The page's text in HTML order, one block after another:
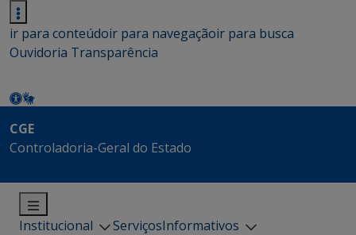
ir para conteúdoir para navegaçãoir para busca
Ouvidoria Transparência
CGE
Controladoria-Geral do Estado
Institucional ServiçosInformativos